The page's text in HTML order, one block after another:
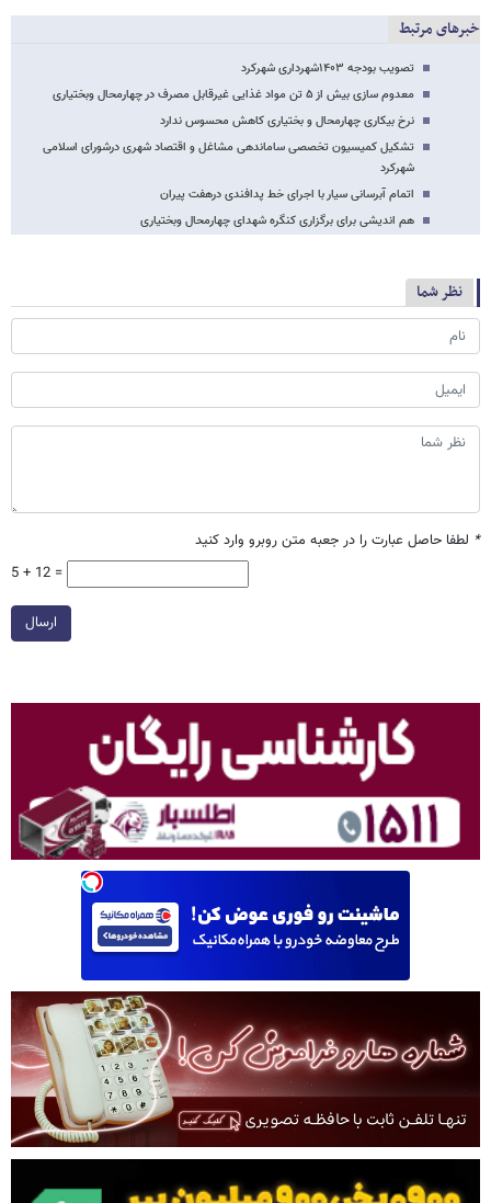
خبرهای مرتبط
تصویب بودجه ۱۴۰۳شهرداری شهرکرد
معدوم سازی بیش از ۵ تن مواد غذایی غیرقابل مصرف در چهارمحال وبختیاری
نرخ بیکاری چهارمحال و بختیاری کاهش محسوس ندارد
تشکیل کمیسیون تخصصی ساماندهی مشاغل و اقتصاد شهری درشورای اسلامی
شهرکرد
اتمام آبرسانی سیار با اجرای خط پدافندی درهفت پیران
هم اندیشی برای برگزاری کنگره شهدای چهارمحال وبختیاری
نظر شما
* لطفا حاصل عبارت را در جعبه متن روبرو وارد کنید
5 + 12 =
ارسال